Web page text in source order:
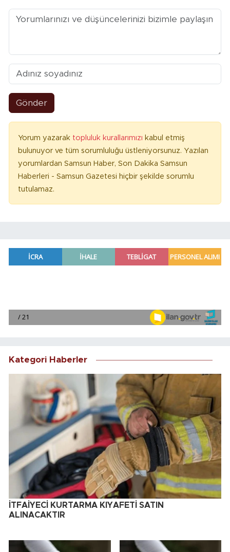
Gönder
Yorum yazarak topluluk kurallarımızı kabul etmiş
bulunuyor ve tüm sorumluluğu üstleniyorsunuz. Yazılan
yorumlardan Samsun Haber, Son Dakika Samsun
Haberleri - Samsun Gazetesi hiçbir şekilde sorumlu
tutulamaz.
Kategori Haberler
İTFAİYECİ KURTARMA KIYAFETİ SATIN
ALINACAKTIR